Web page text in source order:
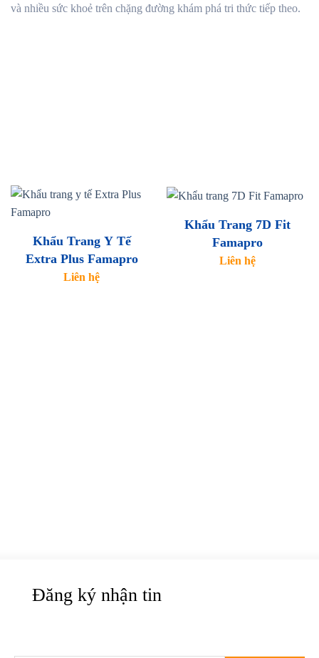
và nhiều sức khoẻ trên chặng đường khám phá tri thức tiếp theo.
Khẩu Trang Y Tế
Extra Plus Famapro
Liên hệ
Khẩu Trang 7D Fit
Famapro
Liên hệ
Đăng ký nhận tin